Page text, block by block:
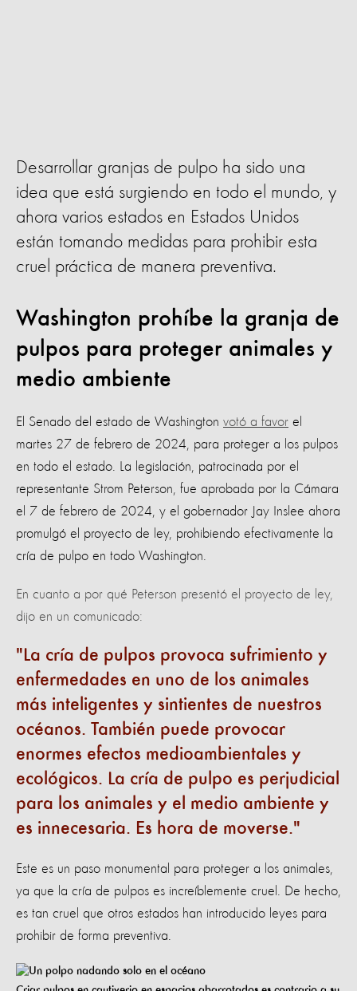
Desarrollar granjas de pulpo ha sido una
idea que está surgiendo en todo el mundo, y
ahora varios estados en Estados Unidos
están tomando medidas para prohibir esta
cruel práctica de manera preventiva.
Washington prohíbe la granja de
pulpos para proteger animales y
medio ambiente
El Senado del estado de Washington votó a favor el
martes 27 de febrero de 2024, para proteger a los pulpos
en todo el estado. La legislación, patrocinada por el
representante Strom Peterson, fue aprobada por la Cámara
el 7 de febrero de 2024, y el gobernador Jay Inslee ahora
promulgó el proyecto de ley, prohibiendo efectivamente la
cría de pulpo en todo Washington.
En cuanto a por qué Peterson presentó el proyecto de ley,
dijo en un comunicado:
La cría de pulpos provoca sufrimiento y
enfermedades en uno de los animales
más inteligentes y sintientes de nuestros
océanos. También puede provocar
enormes efectos medioambientales y
ecológicos. La cría de pulpo es perjudicial
para los animales y el medio ambiente y
es innecesaria. Es hora de moverse.
Este es un paso monumental para proteger a los animales,
ya que la cría de pulpos es increíblemente cruel. De hecho,
es tan cruel que otros estados han introducido leyes para
prohibir de forma preventiva.